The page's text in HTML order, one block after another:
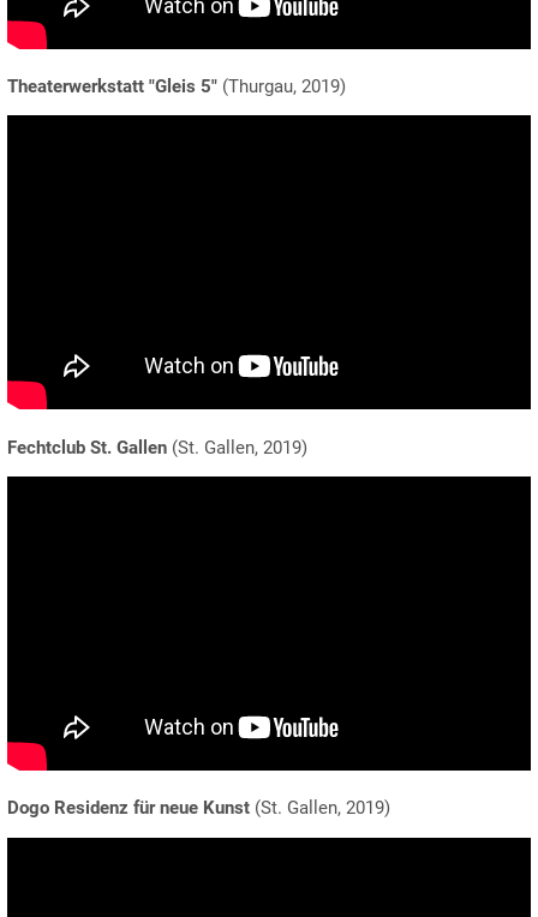
Theaterwerkstatt "Gleis 5" (Thurgau, 2019)
Fechtclub St. Gallen (St. Gallen, 2019)
Dogo Residenz für neue Kunst (St. Gallen, 2019)